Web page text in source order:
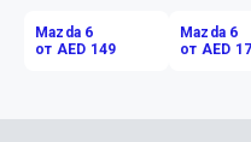
Mazda 6
от AED 149
Mazda 6
от AED